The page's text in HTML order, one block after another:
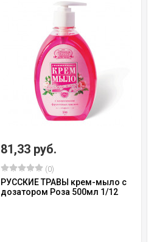
81,33 руб.
(0)
РУССКИЕ ТРАВЫ крем-мыло с
дозатором Роза 500мл 1/12